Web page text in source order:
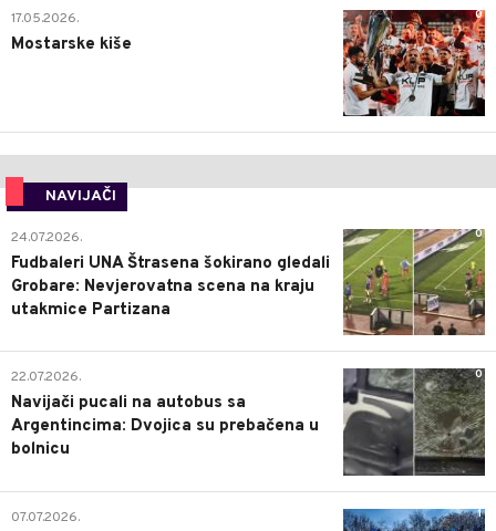
0
17.05.2026.
Mostarske kiše
NAVIJAČI
0
24.07.2026.
Fudbaleri UNA Štrasena šokirano gledali
Grobare: Nevjerovatna scena na kraju
utakmice Partizana
0
22.07.2026.
Navijači pucali na autobus sa
Argentincima: Dvojica su prebačena u
bolnicu
1
07.07.2026.